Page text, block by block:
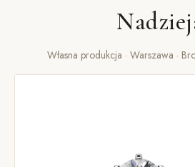
Własna produkcja · Warszawa ·